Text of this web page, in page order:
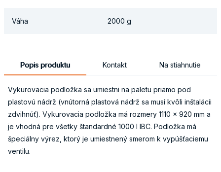
Váha 2000 g
Popis produktu Kontakt Na stiahnutie
Vykurovacia podložka sa umiestni na paletu priamo pod
plastovú nádrž (vnútorná plastová nádrž sa musí kvôli inštalácii
zdvihnúť). Vykurovacia podložka má rozmery 1110 x 920 mm a
je vhodná pre všetky štandardné 1000 l IBC. Podložka má
špeciálny výrez, ktorý je umiestnený smerom k vypúšťaciemu
ventilu.